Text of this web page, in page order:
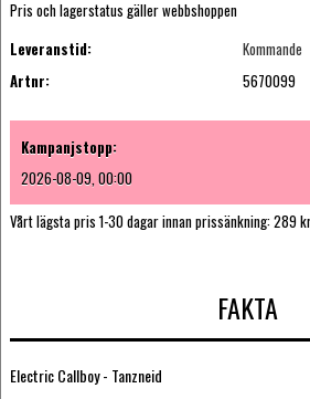
Pris och lagerstatus gäller webbshoppen
Leveranstid:
Kommande
Artnr:
5670099
Kampanjstopp:
2026-08-09, 00:00
Vårt lägsta pris 1-30 dagar innan prissänkning:289
FAKTA
Electric Callboy - Tanzneid